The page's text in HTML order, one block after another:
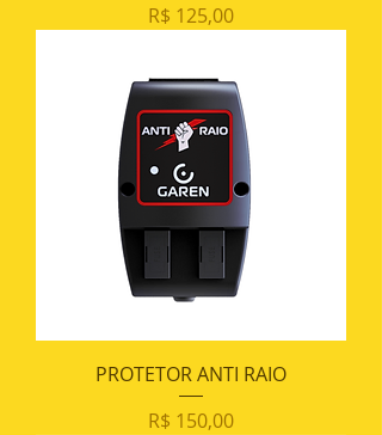
Preço
R$ 125,00
PROTETOR ANTI RAIO
Preço
R$ 150,00